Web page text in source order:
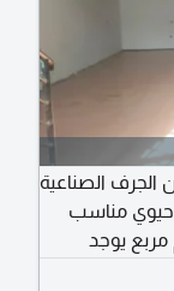
الجرف الصناعية
حيوي مناسب
والتخزين المساحة 4251 قدم مربع يوجد